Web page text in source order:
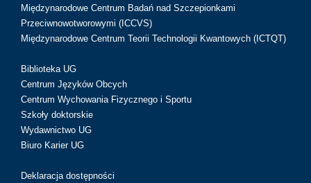
Międzynarodowe Centrum Badań nad Szczepionkami
Przeciwnowotworowymi (ICCVS)
Międzynarodowe Centrum Teorii Technologii Kwantowych (ICTQT)
Biblioteka UG
Centrum Języków Obcych
Centrum Wychowania Fizycznego i Sportu
Szkoły doktorskie
Wydawnictwo UG
Biuro Karier UG
Deklaracja dostępności